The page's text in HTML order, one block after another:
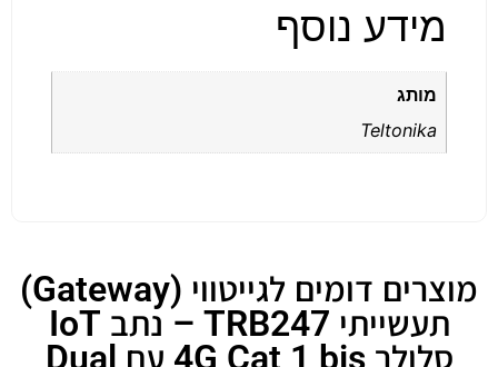
מידע נוסף
מותג
Teltonika
מוצרים דומים לגייטווי (Gateway)
תעשייתי TRB247 – נתב IoT
סלולר 4G Cat 1 bis עם Dual